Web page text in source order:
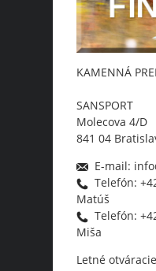
KAMENNÁ
SANSPORT
Molecova 4/D
841 04
E-mail:
Telefón:
Matúš
Telefón:
Miša
Letné